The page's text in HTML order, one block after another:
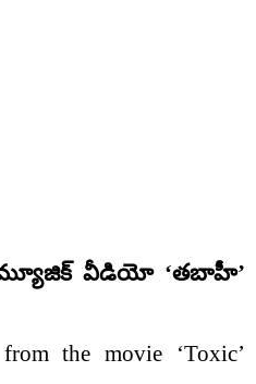
మ్యూజిక్ వీడియో ‘తబాహీ’
the movie ‘Toxic’